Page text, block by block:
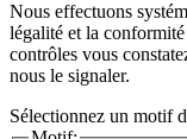
Nous effectuons
légalité et la
contrôles vous
nous le signaler.
Sélectionnez un motif